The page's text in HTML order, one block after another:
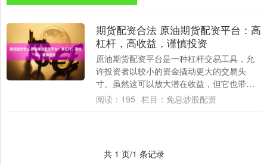
期货配资合法 原油期货配资平台：高
杠杆，高收益，谨慎投资
原油期货配资平台是一种杠杆交易工具，允
许投资者以较小的资金撬动更大的交易头
寸。虽然这可以放大潜在收益，但它也带来
了更高的风险。 1. **恒信期货**：恒信期
阅读： 195 栏目： 免息炒股配资
共 1 页/1 条记录